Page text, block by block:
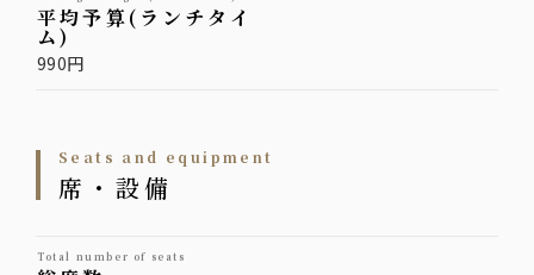
平均予算(ランチタイ
ム)
990円
Seats and equipment
席・設備
total number of seats